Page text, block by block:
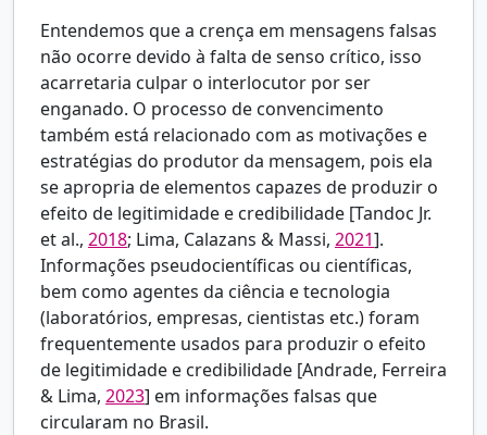
Entendemos que a crença em mensagens falsas
não ocorre devido à falta de senso crítico, isso
acarretaria culpar o interlocutor por ser
enganado. O processo de convencimento
também está relacionado com as motivações e
estratégias do produtor da mensagem, pois ela
se apropria de elementos capazes de produzir o
efeito de legitimidade e credibilidade [Tandoc Jr.
et al., 2018; Lima, Calazans & Massi, 2021].
Informações pseudocientíficas ou científicas,
bem como agentes da ciência e tecnologia
(laboratórios, empresas, cientistas etc.) foram
frequentemente usados para produzir o efeito
de legitimidade e credibilidade [Andrade, Ferreira
& Lima, 2023] em informações falsas que
circularam no Brasil.